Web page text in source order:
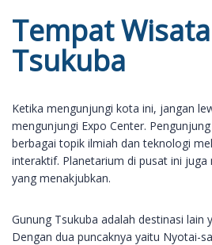
Tempat
Tsukuba
Ketika mengunjungi kota ini, jangan
mengunjungi Expo Center.
berbagai topik ilmiah dan teknologi
interaktif. Planetarium di pusat ini
yang menakjubkan.
Gunung Tsukuba adalah destinasi lain
Dengan dua puncaknya yaitu Nyotai-